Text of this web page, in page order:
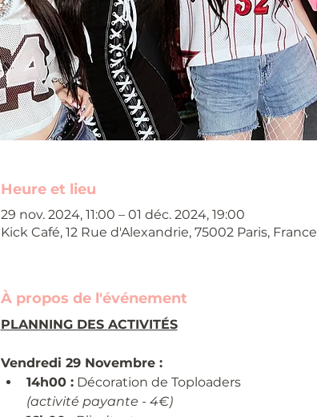
Heure et lieu
29 nov. 2024, 11:00 – 01 déc. 2024, 19:00
Kick Café, 12 Rue d'Alexandrie, 75002 Paris, France
À propos de l'événement
PLANNING DES ACTIVITÉS
Vendredi 29 Novembre :
14h00 : Décoration de Toploaders
(activité payante - 4€)